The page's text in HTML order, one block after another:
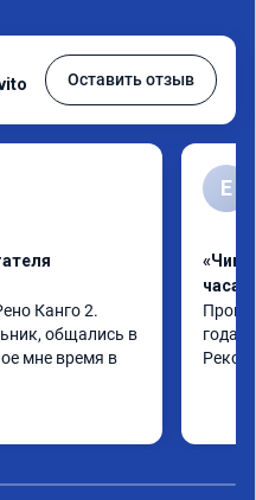
Оставить отзыв
Канго 2.
общались в
мне время в
качественно,
Е
«Чип
часа»
года.